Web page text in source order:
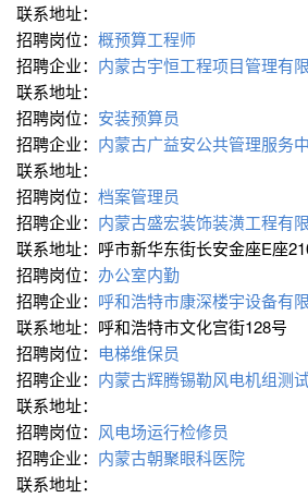
联系地址：
招聘岗位： 概预算工程师
招聘企业： 内蒙古宇恒工程项目管理有
联系地址：
招聘岗位： 安装预算员
招聘企业： 内蒙古广益安公共管理服务
联系地址：
招聘岗位： 档案管理员
招聘企业： 内蒙古盛宏装饰装潢工程有
联系地址：呼市新华东街长安金座E座
招聘岗位： 办公室内勤
招聘企业： 呼和浩特市康深楼宇设备有
联系地址：呼和浩特市文化宫街128号
招聘岗位： 电梯维保员
招聘企业： 内蒙古辉腾锡勒风电机组测
联系地址：
招聘岗位： 风电场运行检修员
招聘企业： 内蒙古朝聚眼科医院
联系地址：